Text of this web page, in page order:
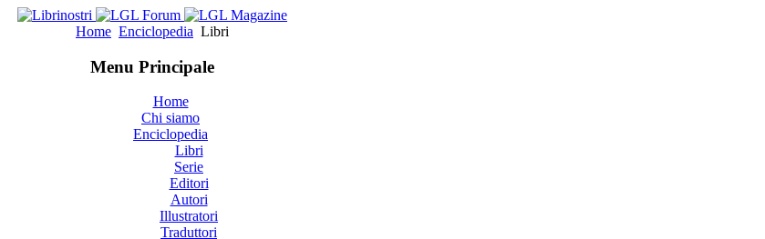
Home Enciclopedia Libri
Menu Principale
Home
Chi siamo
Enciclopedia
Libri
Serie
Editori
Autori
Illustratori
Traduttori